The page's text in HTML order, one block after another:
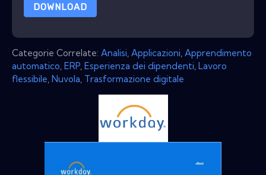
DOWNLOAD
Categorie Correlate: Analisi Applicazioni Apprendimento
automatico ERP Esperienza dei dipendenti Lavoro
flessibile Nuvola Trasformazione digitale